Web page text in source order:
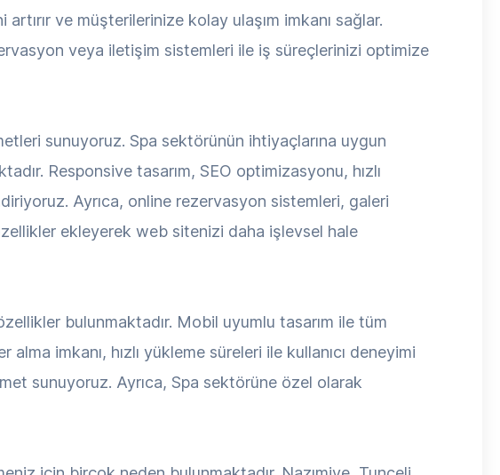
ve müşterilerinize kolay ulaşım imkanı sağlar.
veya iletişim sistemleri ile iş süreçlerinizi optimize
sunuyoruz. Spa sektörünün ihtiyaçlarına uygun
Responsive tasarım, SEO optimizasyonu, hızlı
Ayrıca, online rezervasyon sistemleri, galeri
ekleyerek web sitenizi daha işlevsel hale
bulunmaktadır. Mobil uyumlu tasarım ile tüm
imkanı, hızlı yükleme süreleri ile kullanıcı deneyimi
sunuyoruz. Ayrıca, Spa sektörüne özel olarak